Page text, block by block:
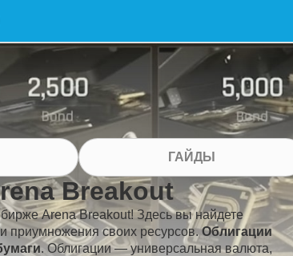
ГАЙДЫ
Breakout
Arena Breakout! Здесь вы найдете
приумножения своих ресурсов.Облигации
. Облигации — универсальная валюта,